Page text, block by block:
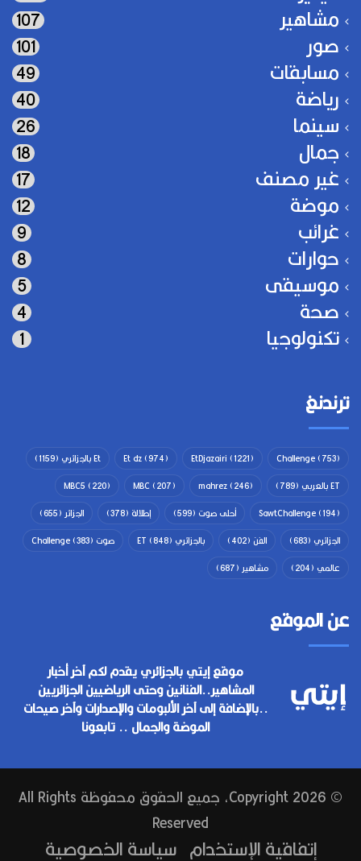
مشاهير 107
صور 101
مسابقات 49
رياضة 40
سينما 26
جمال 18
غير مصنف 17
موضة 12
غرائب 9
حوارات 8
موسيقى 5
صحة 4
تكنولوجيا 1
ترندنغ
Challenge(753)
EtDjazairi (1221)
Et dz(974) Et بالجزائري
(1159)
ET بالعربي
(789)
mahrez(246)
MBC(207)
MBC5 (220)
SawtChallenge(194) أحلى صوت (599) إطلالة (378) الجزائر (655)
الجزائري (683) الفن (402) بالجزائري ET (848) صوت Challenge (383)
عالمي (204) مشاهير (687)
عن الموقع
موقع إيتي بالجزائري يقدم لكم آخر أخبار
المشاهير..الفنانين وحتى الرياضيين الجزائريين
..بالإضافة إلى آخر الألبومات والإصدارات وآخر صيحات
الموضة والجمال .. تابعونا
© Copyright 2026, جميع الحقوق محفوظة All Rights
Reserved
إتفاقية الإستخدام سياسة الخصوصية